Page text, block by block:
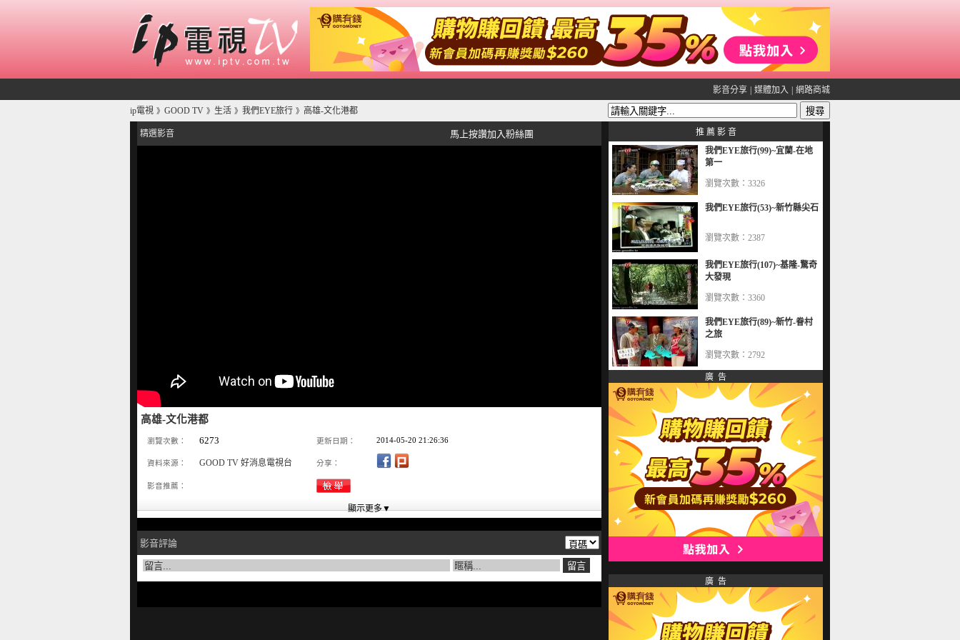
影音分享 媒體加入 網路商城
ip電視 》 GOOD TV 》 生活 》 我們EYE旅行 》 高雄-文化港都
精選影音 馬上按讚加入粉絲團
高雄-文化港都
瀏覽次數： 6273 更新日期： 2014-05-20 21:26:36
資料來源： GOOD TV 好消息電視台 分享：
影音推薦：
影音評論
推 薦 影 音
我們EYE旅行(99)~宜蘭-在地
第一
瀏覽次數：3326
我們EYE旅行(53)~新竹縣尖石
瀏覽次數：2387
我們EYE旅行(107)~基隆-驚奇
大發現
瀏覽次數：3360
我們EYE旅行(89)~新竹-眷村
之旅
瀏覽次數：2792
廣 告
廣 告